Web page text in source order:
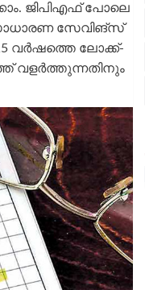
ജിപിഎഫ് പോലെ
സേവിങ്സ്
വര്‍ഷത്തെ ലോക്ക്-
വളർത്തുന്നതിനും